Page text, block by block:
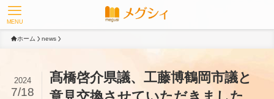
MENU
ホーム news
髙橋啓介県議、工藤博鶴岡市議と
2024
7/18